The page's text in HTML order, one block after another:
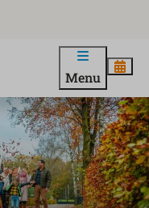
Menu